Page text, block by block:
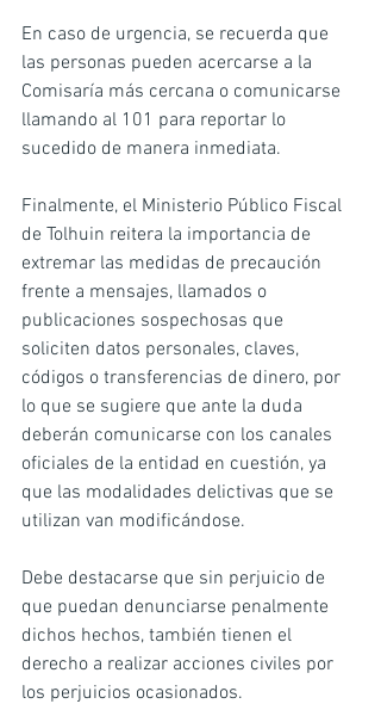
En caso de urgencia, se recuerda que
las personas pueden acercarse a la
Comisaría más cercana o comunicarse
llamando al 101 para reportar lo
sucedido de manera inmediata.
Finalmente, el Ministerio Público Fiscal
de Tolhuin reitera la importancia de
extremar las medidas de precaución
frente a mensajes, llamados o
publicaciones sospechosas que
soliciten datos personales, claves,
códigos o transferencias de dinero, por
lo que se sugiere que ante la duda
deberán comunicarse con los canales
oficiales de la entidad en cuestión, ya
que las modalidades delictivas que se
utilizan van modificándose.
Debe destacarse que sin perjuicio de
que puedan denunciarse penalmente
dichos hechos, también tienen el
derecho a realizar acciones civiles por
los perjuicios ocasionados.